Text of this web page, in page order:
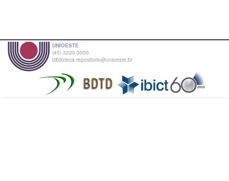
UNIOESTE
(45) 3220-3000
biblioteca.repositorio@unioeste.br